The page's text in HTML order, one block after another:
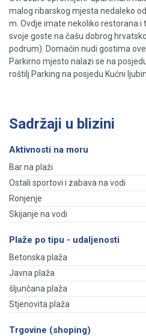
malog ribarskog mjesta nedaleko
m. Ovdje imate nekoliko restorana i
svoje goste na čašu dobrog
podrum). Domaćin nudi gostima
Parkirno mjesto nalazi se na
roštilj Parking na posjedu Kućni
Sadržaji u blizini
Aktivnosti na moru
Bar na plaži
Ostali sportovi i zabava na vodi
Ronjenje
Skijanje na vodi
Plaže po tipu - udaljenosti
Betonska plaža
Javna plaža
šljunčana plaža
Stjenovita plaža
Trgovine (shoping)